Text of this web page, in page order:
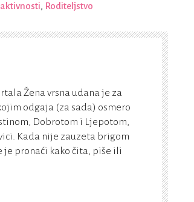
, Roditeljstvo
Žena vrsna udana je za
odgaja (za sada) osmero
Dobrotom i Ljepotom,
Kada nije zauzeta brigom
je pronaći kako čita, piše ili